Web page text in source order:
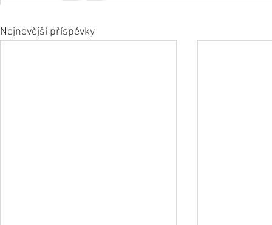
Nejnovější příspěvky